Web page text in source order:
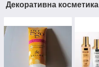
Декоративна косметика